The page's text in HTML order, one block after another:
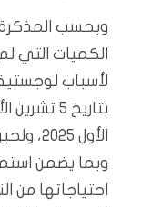
وبحسب
الكميات التي
لأسباب
الأول
وبما يضمن
احتياجاتها من